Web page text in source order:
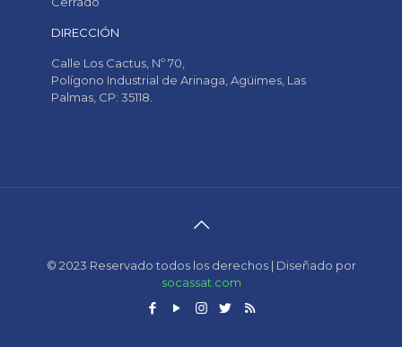
DIRECCIÓN
Calle Los Cactus, Nº 70,
Polígono Industrial de Arinaga, Agüimes, Las
Palmas, CP: 35118.
© 2023 Reservado todos los derechos | Diseñado por
socassat.com